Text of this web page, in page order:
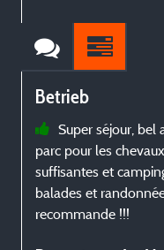
Betrieb
Super séjour, bel
parc pour les
suffisantes et
balades et
recommande !!!